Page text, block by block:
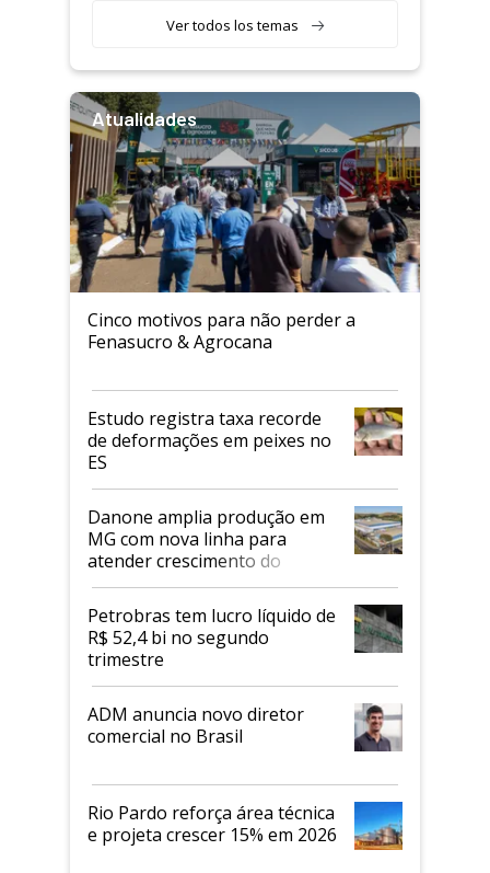
Ver todos los temas
Atualidades
Cinco motivos para não perder a
Fenasucro & Agrocana
Estudo registra taxa recorde
de deformações em peixes no
ES
Danone amplia produção em
MG com nova linha para
atender crescimento do
mercado de alimentos
proteicos
Petrobras tem lucro líquido de
R$ 52,4 bi no segundo
trimestre
ADM anuncia novo diretor
comercial no Brasil
Rio Pardo reforça área técnica
e projeta crescer 15% em 2026